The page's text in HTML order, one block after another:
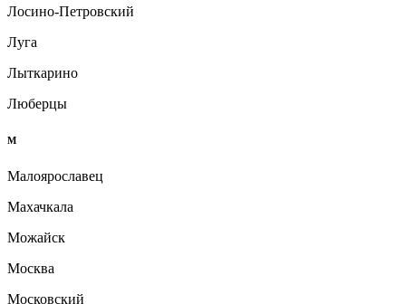
Лосино-Петровский
Луга
Лыткарино
Люберцы
М
Малоярославец
Махачкала
Можайск
Москва
Московский